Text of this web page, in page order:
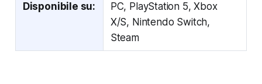
Disponibile su:
PC, PlayStation 5, Xbox
X/S, Nintendo Switch,
Steam